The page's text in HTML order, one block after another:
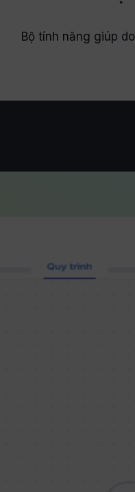
Bộ tính năng giúp